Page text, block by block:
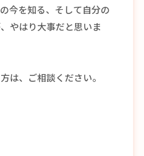
今を知る、そして自分の
やはり大事だと思いま
は、ご相談ください。